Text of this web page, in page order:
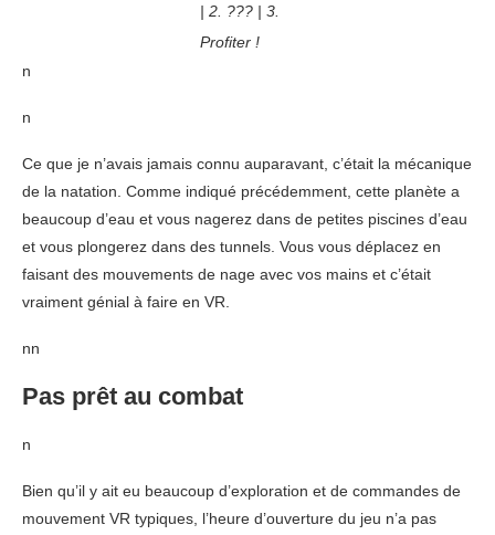
| 2. ??? | 3.
Profiter !
n
n
Ce que je n’avais jamais connu auparavant, c’était la mécanique
de la natation. Comme indiqué précédemment, cette planète a
beaucoup d’eau et vous nagerez dans de petites piscines d’eau
et vous plongerez dans des tunnels. Vous vous déplacez en
faisant des mouvements de nage avec vos mains et c’était
vraiment génial à faire en VR.
nn
Pas prêt au combat
n
Bien qu’il y ait eu beaucoup d’exploration et de commandes de
mouvement VR typiques, l’heure d’ouverture du jeu n’a pas